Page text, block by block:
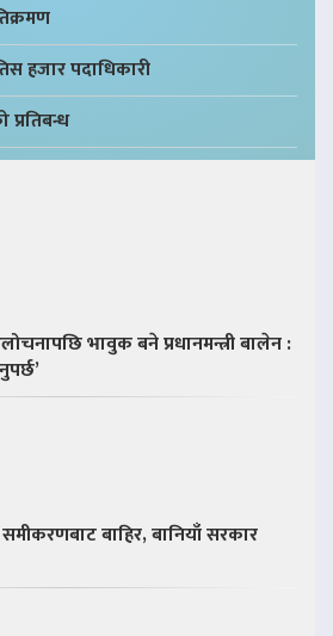
हजार पदाधिकारी
प्रतिबन्ध
भावुक बने प्रधानमन्त्री बालेन :
समीकरणबाट बाहिर, बानियाँ सरकार